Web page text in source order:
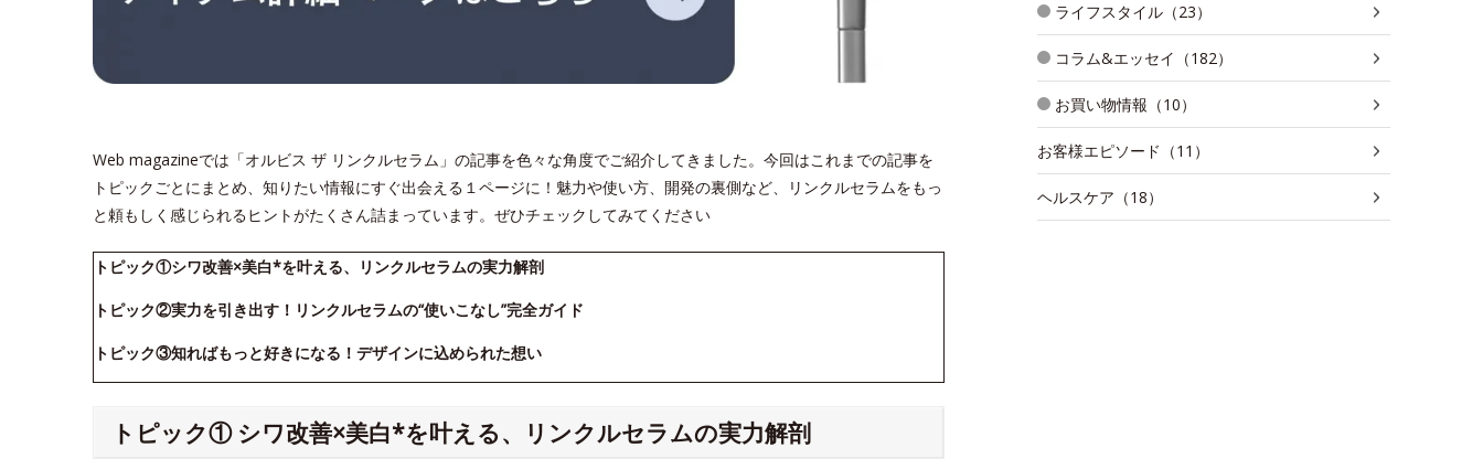
Web magazineでは「オルビス ザ リンクルセラム」の記事を色々な角度でご紹介してきました。今回はこれまでの記事を
トピックごとにまとめ、知りたい情報にすぐ出会える１ページに！魅力や使い方、開発の裏側など、リンクルセラムをもっ
と頼もしく感じられるヒントがたくさん詰まっています。ぜひチェックしてみてください
トピック①シワ改善×美白*を叶える、リンクルセラムの実力解剖
トピック②実力を引き出す！リンクルセラムの“使いこなし”完全ガイド
トピック③知ればもっと好きになる！デザインに込められた想い
トピック① シワ改善×美白*を叶える、リンクルセラムの実力解剖
ライフスタイル（23）
コラム&エッセイ（182）
お買い物情報（10）
お客様エピソード（11）
ヘルスケア（18）